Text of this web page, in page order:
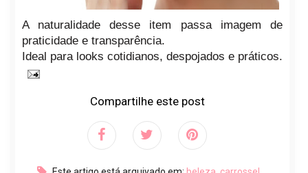
A naturalidade desse item passa imagem de
praticidade e transparência.
Ideal para looks cotidianos, despojados e práticos.
Compartilhe este post